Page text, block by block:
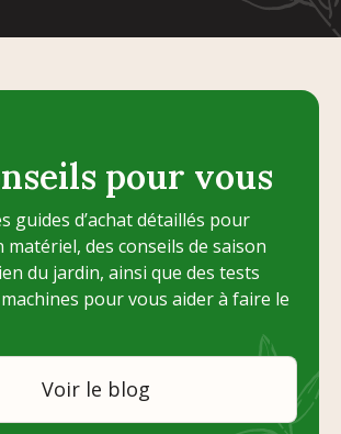
pour vous
guides d’achat détaillés pour
des conseils de saison
du jardin, ainsi que des tests
pour vous aider à faire le
Voir le blog